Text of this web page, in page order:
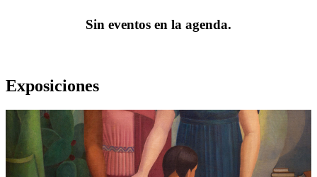
Sin eventos en la agenda.
Exposiciones